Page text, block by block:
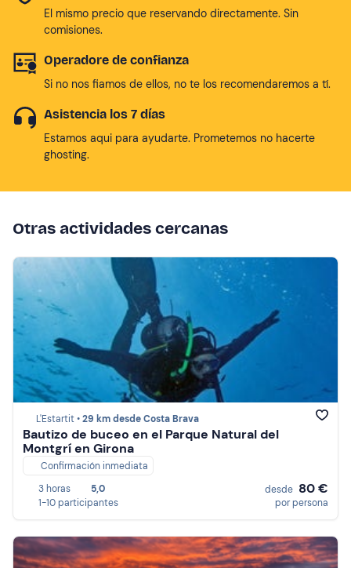
El mismo precio que reservando directamente. Sin
comisiones.
Operadore de confianza
Si no nos fiamos de ellos, no te los recomendaremos a tí.
Asistencia los 7 días
Estamos aqui para ayudarte. Prometemos no hacerte
ghosting.
Otras actividades cercanas
L'Estartit •29 km desde Costa Brava
Bautizo de buceo en el Parque Natural del
Montgrí en Girona
Confirmación inmediata
3 horas
5,0
1-10 participantes
desde 80 €
por persona